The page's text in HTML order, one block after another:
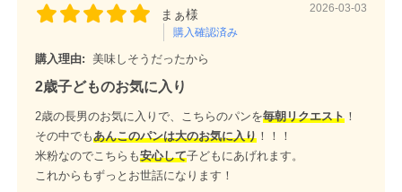
まぁ様
購入確認済み
2026-03-03
購入理由: 美味しそうだったから
2歳子どものお気に入り
2歳の長男のお気に入りで、こちらのパンを毎朝リクエスト！
その中でもあんこのパンは大のお気に入り！！！
米粉なのでこちらも安心して子どもにあげれます。
これからもずっとお世話になります！